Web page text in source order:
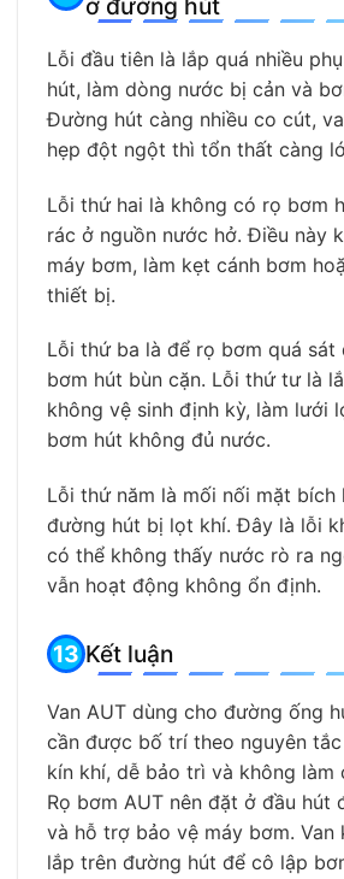
Lỗi đầu tiên là lắp quá nhiều
hút, làm dòng nước bị cản và
Đường hút càng nhiều co cút,
hẹp đột ngột thì tổn thất càng
Lỗi thứ hai là không có rọ bơm
rác ở nguồn nước hở. Điều này
máy bơm, làm kẹt cánh bơm
thiết bị.
Lỗi thứ ba là để rọ bơm quá sát
bơm hút bùn cặn. Lỗi thứ tư là
không vệ sinh định kỳ, làm lưới
bơm hút không đủ nước.
Lỗi thứ năm là mối nối mặt bích
đường hút bị lọt khí. Đây là lỗi
có thể không thấy nước rò ra
vẫn hoạt động không ổn định.
Kết luận
Van AUT dùng cho đường ống
cần được bố trí theo nguyên
kín khí, dễ bảo trì và không làm
Rọ bơm AUT nên đặt ở đầu hút
và hỗ trợ bảo vệ máy bơm. Van
lắp trên đường hút để cô lập